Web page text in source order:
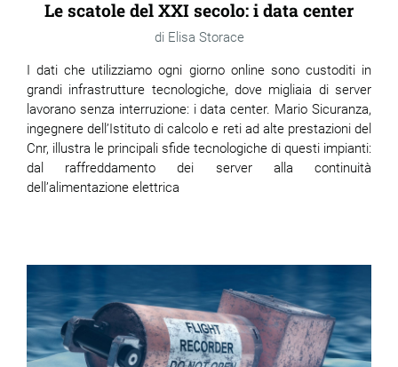
Le scatole del XXI secolo: i data center
Elisa Storace
I dati che utilizziamo ogni giorno online sono custoditi in
grandi infrastrutture tecnologiche, dove migliaia di server
lavorano senza interruzione: i data center. Mario Sicuranza,
ingegnere dell’Istituto di calcolo e reti ad alte prestazioni del
Cnr, illustra le principali sfide tecnologiche di questi impianti:
dal raffreddamento dei server alla continuità
dell’alimentazione elettrica